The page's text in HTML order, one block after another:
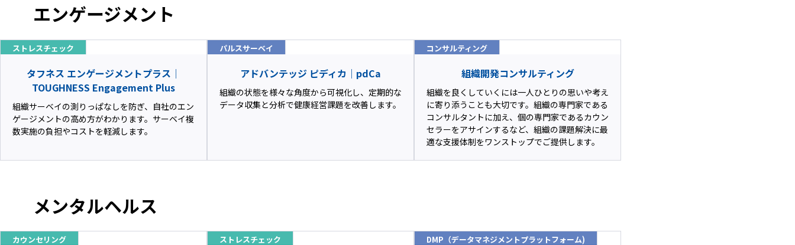
エンゲージメント
ストレスチェック
タフネス エンゲージメントプラス｜
TOUGHNESS Engagement Plus
組織サーベイの測りっぱなしを防ぎ、自社のエン
ゲージメントの高め方がわかります。サーベイ複
数実施の負担やコストを軽減します。
パルスサーベイ
アドバンテッジ ピディカ｜pdCa
組織の状態を様々な角度から可視化し、定期的な
データ収集と分析で健康経営課題を改善します。
コンサルティング
組織開発コンサルティング
組織を良くしていくには一人ひとりの思いや考え
に寄り添うことも大切です。組織の専門家である
コンサルタントに加え、個の専門家であるカウン
セラーをアサインするなど、組織の課題解決に最
適な支援体制をワンストップでご提供します。
メンタルヘルス
カウンセリング ストレスチェック DMP（データマネジメントプラットフォーム)